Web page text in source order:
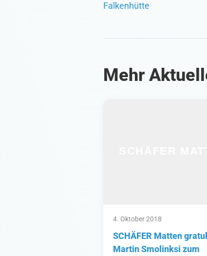
Falkenhütte
Mehr
4. Oktober 2018
SCHÄFER Matten
Martin Smolinksi zum